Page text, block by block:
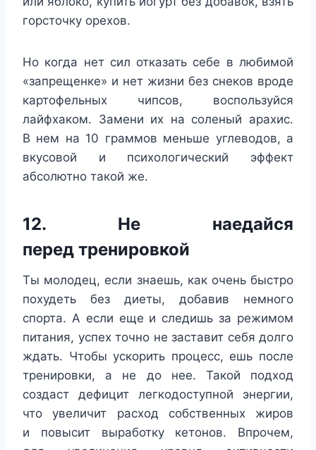
горсточку орехов.
Но когда нет сил отказать себе в любимой
«запрещенке» и нет жизни без снеков вроде
картофельных чипсов, воспользуйся
лайфхаком. Замени их на соленый арахис.
В нем на 10 граммов меньше углеводов, а
вкусовой и психологический эффект
абсолютно такой же.
12. Не наедайся
перед тренировкой
Ты молодец, если знаешь, как очень быстро
похудеть без диеты, добавив немного
спорта. А если еще и следишь за режимом
питания, успех точно не заставит себя долго
ждать. Чтобы ускорить процесс, ешь после
тренировки, а не до нее. Такой подход
создаст дефицит легкодоступной энергии,
что увеличит расход собственных жиров
и повысит выработку кетонов. Впрочем,